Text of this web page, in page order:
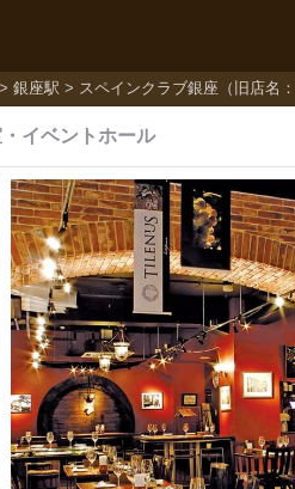
銀座駅 スペインクラブ銀座（旧店名
イベントホール